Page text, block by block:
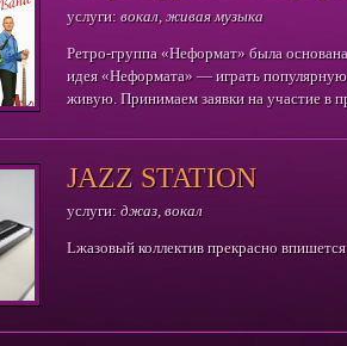
услуги: вокал, живая музыка
Ретро-группа «Неформат» была
идея «Неформата» — играть
живую. Принимаем заявки на участие в
«Неформат» — любимая музыка
JAZZ STATION
услуги: джаз, вокал
Lжазовый коллектив прекрасно